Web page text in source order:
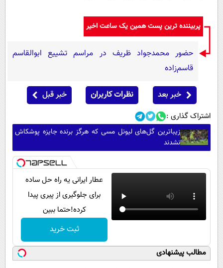
پربیننده ترین پست همین یک ساعت اخیر
حضور محمدجواد ظریف در مراسم تشییع ابوالقاسم
قاسم‌زاده
خبر بعد نظرات کاربران خبر قبل
اشتراک گذاری :
زیباترین گل‌های لیونل مسی که هرگز برنده جایزه پوشکاش
نشدند
عطار ایرانی یه راه حل ساده
برای جلوگیری از پیری پیدا
کرده!حتما ببین
ثبت خرید
مطالب پیشنهادی